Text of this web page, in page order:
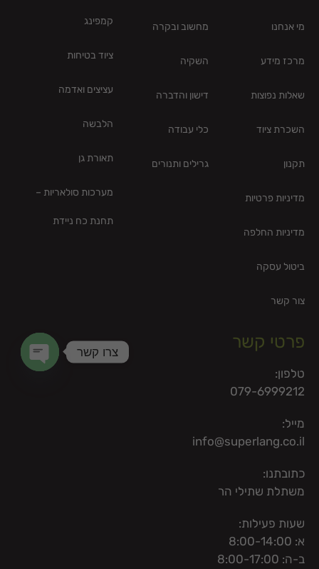
מי אנחנו
מרכז מידע
שאלות נפוצות
השכרת ציוד
תקנון
מדיניות פרטיות
מדיניות החלפה
ביטול עסקה
צור קשר
מחשוב ובקרה
השקיה
דישון והדברה
כלי עבודה
גרילים ותנורים
קמפינג
ציוד בטיחות
עציצים ואדמה
הלבשה
תאורת גן
מערכות סולאריות –
תחנת כח ניידת
פרטי קשר
טלפון:
079-6999212
מייל:
info@superlang.co.il
כתובתנו:
משתלת שתילי הר
שעות פעילות:
א: 8:00-14:00
ב-ה: 8:00-17:00
צרו קשר